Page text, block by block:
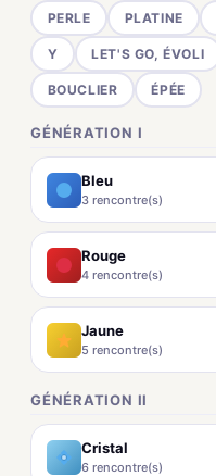
PERLE PLATINE
Y LET'S GO, ÉVOLI
BOUCLIER ÉPÉE
GÉNÉRATION I
Bleu
3 rencontre(s)
Rouge
4 rencontre(s)
Jaune
5 rencontre(s)
GÉNÉRATION II
Cristal
6 rencontre(s)